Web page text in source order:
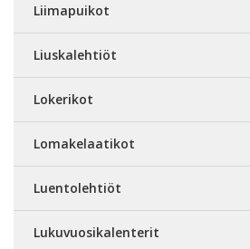
Liimapuikot
Liuskalehtiöt
Lokerikot
Lomakelaatikot
Luentolehtiöt
Lukuvuosikalenterit